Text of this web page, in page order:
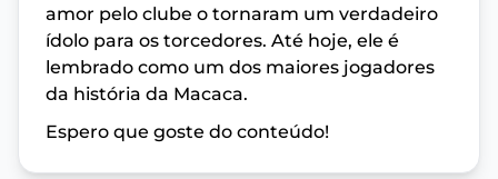
amor pelo clube o tornaram um verdadeiro
ídolo para os torcedores. Até hoje, ele é
lembrado como um dos maiores jogadores
da história da Macaca.
Espero que goste do conteúdo!